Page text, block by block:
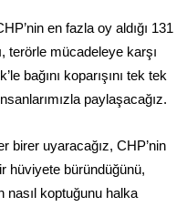
en fazla oy aldığı 131
terörle mücadeleye karşı
bağını koparışını tek tek
paylaşacağız.
birer uyaracağız, CHP’nin
hüviyete büründüğünü,
nasıl koptuğunu halka